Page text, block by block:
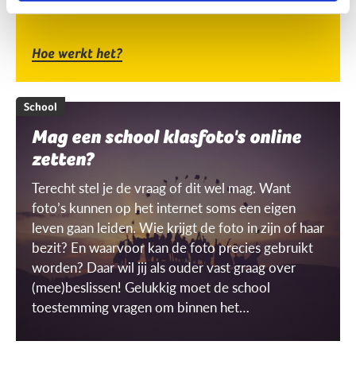
Hoe werkt het?
School
Mag een school klasfoto's online
zetten?
Terecht stel je de vraag of dit wel mag. Want
foto’s kunnen op het internet soms een eigen
leven gaan leiden. Wie krijgt de foto in zijn of haar
bezit? En waarvoor kan de foto precies gebruikt
worden? Daar wil jij als ouder vast graag over
(mee)beslissen! Gelukkig moet de school
toestemming vragen om binnen het
maken én gebruiken. Maar wat is dat dan, een